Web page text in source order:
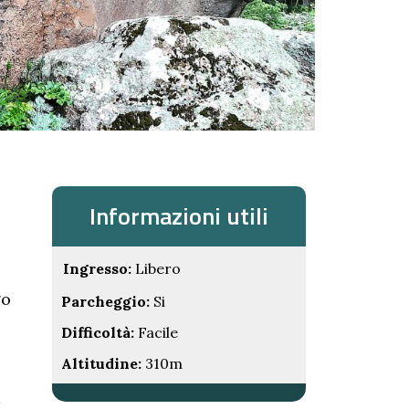
Informazioni utili
Ingresso:Libero
Parcheggio:Si
Difficoltà:Facile
Altitudine:310m